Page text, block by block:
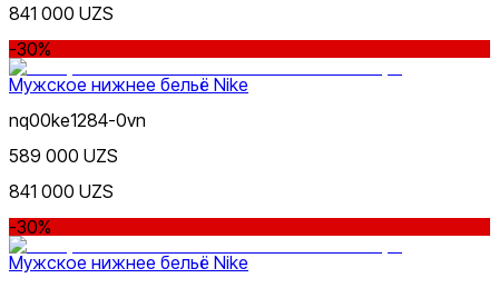
841 000 UZS
-30%
Мужское нижнее бельё Nike
nq00ke1284-0vn
589 000 UZS
841 000 UZS
-30%
Мужское нижнее бельё Nike